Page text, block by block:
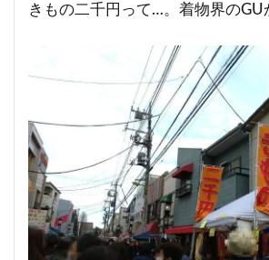
きもの二千円って…。着物界のGU